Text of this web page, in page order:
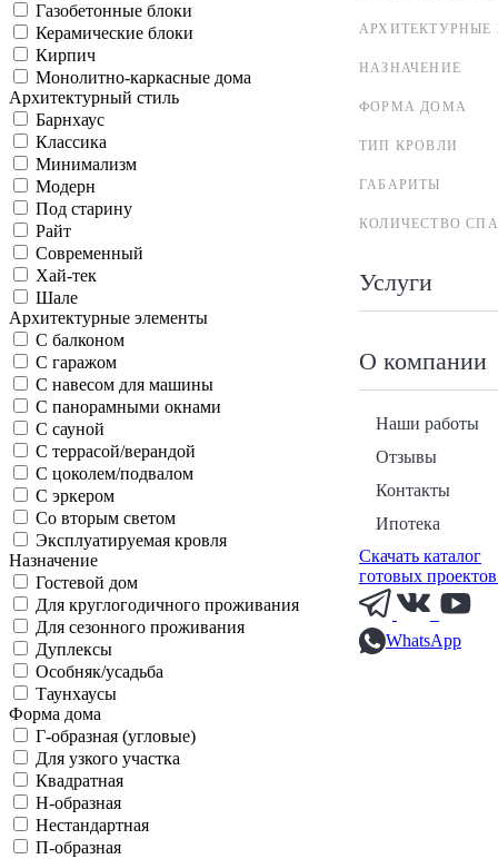
АРХИТЕКТУРНЫЕ
НАЗНАЧЕНИЕ
ФОРМА ДОМА
ТИП КРОВЛИ
ГАБАРИТЫ
КОЛИЧЕСТВО
Услуги
О компании
Наши работы
Отзывы
Контакты
Ипотека
Скачать каталог
готовых
WhatsApp
Газобетонные блоки
Керамические блоки
Кирпич
Монолитно-каркасные дома
Архитектурный стиль
Барнхаус
Классика
Минимализм
Модерн
Под старину
Райт
Современный
Хай-тек
Шале
Архитектурные элементы
С балконом
С гаражом
С навесом для машины
С панорамными окнами
С сауной
С террасой/верандой
С цоколем/подвалом
С эркером
Со вторым светом
Эксплуатируемая кровля
Назначение
Гостевой дом
Для круглогодичного проживания
Для сезонного проживания
Дуплексы
Особняк/усадьба
Таунхаусы
Форма дома
Г-образная (угловые)
Для узкого участка
Квадратная
Н-образная
Нестандартная
П-образная